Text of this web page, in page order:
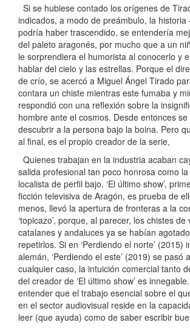
Si se hubiese contado los orígenes de
indicados, a modo de preámbulo, la historia
podría haber trascendido, se entendería
del paleto aragonés, por mucho que a un
le sorprendiera el humorista al conocerlo y
hablar del cielo y las estrellas. Porque el
de crío, se acercó a Miguel Ángel Tirado
contara un chiste mientras este fumaba y
respondió con una reflexión sobre la
hombre ante el cosmos. Desde entonces
descubrir a la persona bajo la boina. Pero
al final, es el propio creador de la serie,
Quienes trabajan en la industria acaban
salida profesional tan poco honrosa como
localista de perfil bajo. ‘El último show’,
ficción televisiva de Aragón, es prueba de
menos, llevó la apertura de fronteras a la
‘topicazo’, porque, al parecer, los chistes de
catalanes y andaluces ya se habían
repetirlos. Si en ‘Perdiendo el norte’ (2015)
alemán, ‘Perdiendo el este’ (2019) se pasó
cualquier caso, la intuición comercial tanto
del creador de ‘El último show’ es
entender que el trabajo esencial sobre el
en el sector audiovisual reside en la
leer (que ayuda) como de saber escribir